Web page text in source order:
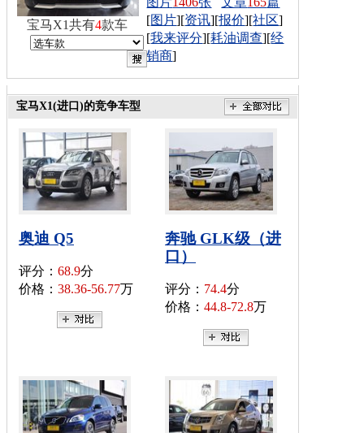
[图片][资讯][报价][社区]
[我来评分][耗油调查][经
销商]
宝马X1共有4款车
宝马X1(进口)的竞争车型
奥迪 Q5
评分： 68.9分
价格： 38.36-56.77万
奔驰 GLK级（进
口）
评分： 74.4分
价格： 44.8-72.8万